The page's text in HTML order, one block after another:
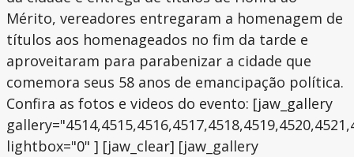
Mérito, vereadores entregaram a homenagem de
títulos aos homenageados no fim da tarde e
aproveitaram para parabenizar a cidade que
comemora seus 58 anos de emancipação política.
Confira as fotos e videos do evento: [jaw_gallery
lightbox="0" ] [jaw_clear] [jaw_gallery